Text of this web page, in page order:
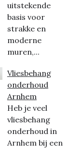
uitstekende
basis voor
strakke en
moderne
muren,...
Vliesbehang
onderhoud
Arnhem
Heb je veel
vliesbehang
onderhoud in
Arnhem bij een